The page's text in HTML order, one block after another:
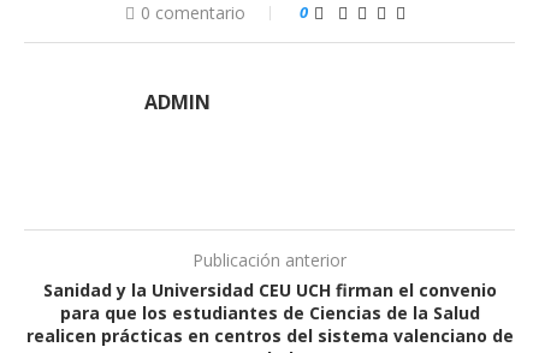
0 comentario 0
ADMIN
Publicación anterior
Sanidad y la Universidad CEU UCH firman el convenio
para que los estudiantes de Ciencias de la Salud
realicen prácticas en centros del sistema valenciano de